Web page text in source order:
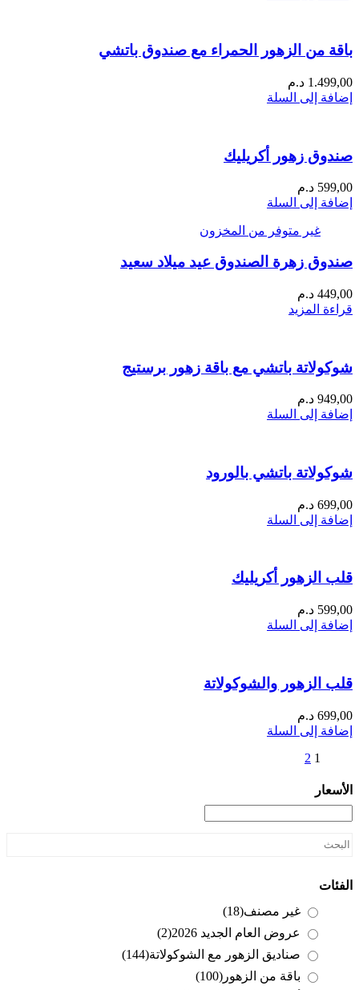
باقة من الزهور الحمراء مع صندوق باتشي
1.499,00 د.م
إضافة إلى السلة
صندوق زهور أكريليك
599,00 د.م
إضافة إلى السلة
غير متوفر من المخزون
صندوق زهرة الصندوق عيد ميلاد سعيد
449,00 د.م
قراءة المزيد
شوكولاتة باتشي مع باقة زهور برستيج
949,00 د.م
إضافة إلى السلة
شوكولاتة باتشي بالورود
699,00 د.م
إضافة إلى السلة
قلب الزهور أكريليك
599,00 د.م
إضافة إلى السلة
قلب الزهور والشوكولاتة
699,00 د.م
إضافة إلى السلة
1
2
الأسعار
الفئات
غير مصنف(18)
عروض العام الجديد 2026
(2)
صناديق الزهور مع الشوكولاتة(144)
باقة من الزهور (100)